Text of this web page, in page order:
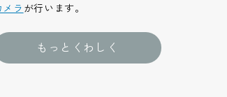
ラ が行います。
もっとくわしく